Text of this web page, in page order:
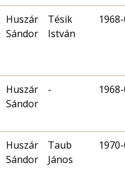
Huszár
Sándor
Tésik
István
Huszár
Sándor
-
Huszár
Sándor
Taub
János